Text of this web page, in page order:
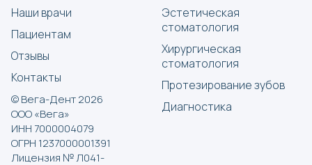
© Вега-Дент 2026
ООО «Вега»
ИНН 7000004079
ОГРН 1237000001391
Лицензия № Л041-
Наши врачи
Пациентам
Отзывы
Контакты
Эстетическая
стоматология
Хирургическая
стоматология
Протезирование зубов
Диагностика